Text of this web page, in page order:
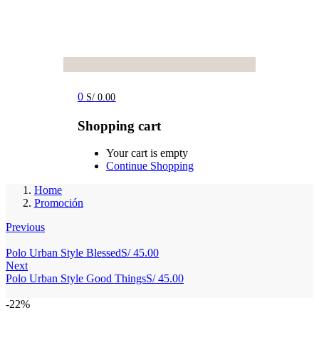
0 S/ 0.00
Shopping cart
Your cart is empty
Continue Shopping
Home
Promoción
Previous
Polo Urban Style BlessedS/45.00
Next
Polo Urban Style Good ThingsS/45.00
-22%